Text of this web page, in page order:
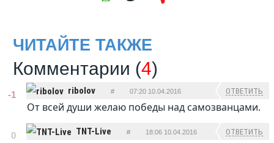
ЧИТАЙТЕ ТАКЖЕ
Комментарии (4)
-1 ribolov # 07:20 10.04.2016 ОТВЕТИТЬ
От всей души желаю победы над самозванцами.
0 TNT-Live # 18:06 10.04.2016 ОТВЕТИТЬ